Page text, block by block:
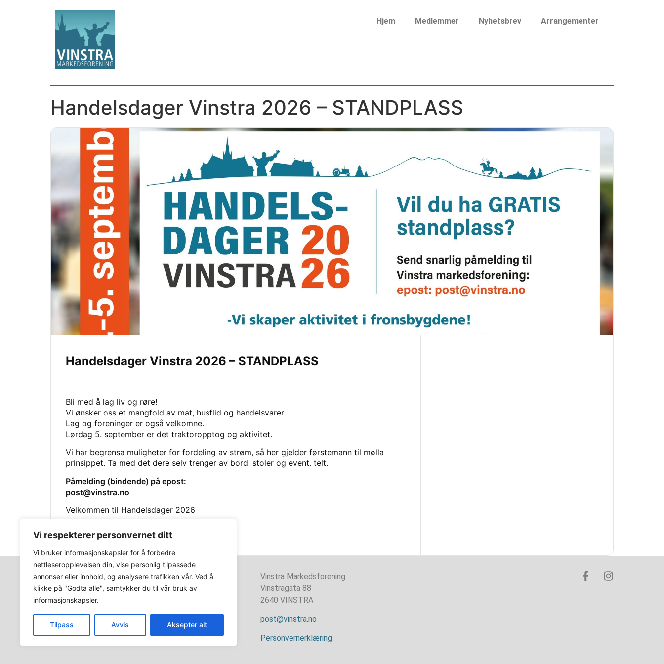
Vi respekterer personvernet ditt
Vi bruker informasjonskapsler for å forbedre
nettleseropplevelsen din, vise personlig tilpassede
annonser eller innhold, og analysere trafikken vår. Ved å
klikke på "Godta alle", samtykker du til vår bruk av
informasjonskapsler.
Tilpass Avvis Aksepter alt
Hjem Medlemmer Nyhetsbrev Arrangementer
Handelsdager Vinstra 2026 – STANDPLASS
Handelsdager Vinstra 2026 – STANDPLASS
Bli med å lag liv og røre!
Vi ønsker oss et mangfold av mat, husflid og handelsvarer.
Lag og foreninger er også velkomne.
Lørdag 5. september er det traktoropptog og aktivitet.
Vi har begrensa muligheter for fordeling av strøm, så her gjelder førstemann til mølla
prinsippet. Ta med det dere selv trenger av bord, stoler og event. telt.
Påmelding (bindende) på epost:
post@vinstra.no
Velkommen til Handelsdager 2026
© 2025 Vinstra Markedsforening.
Vinstra Markedsforening
Vinstragata 88
2640 VINSTRA
post@vinstra.no
Personvernerklæring